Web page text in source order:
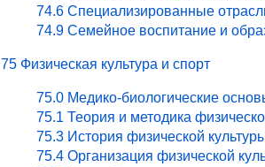
74.6 Специализированные
74.9 Семейное воспитание и
75 Физическая культура и спорт
75.0 Медико-биологические
75.1 Теория и методика
75.3 История физической
75.4 Организация физической